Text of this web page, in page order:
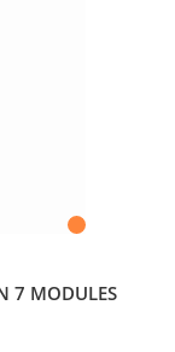
7 MODULES